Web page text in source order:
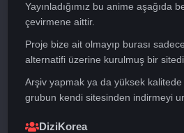
Yayınladığımız bu anime aşağıda
çevirmene aittir.
Proje bize ait olmayıp burası
alternatifi üzerine kurulmuş bir
Arşiv yapmak ya da yüksek kalitede
grubun kendi sitesinden indirmeyi
DiziKorea